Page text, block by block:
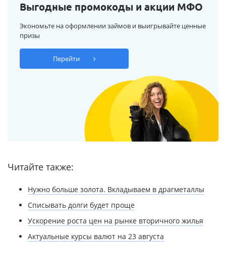
Выгодные промокоды и акции МФО
Экономьте на оформлении займов и выигрывайте ценные
призы
Перейти
Читайте также:
Нужно больше золота. Вкладываем в драгметаллы
Списывать долги будет проще
Ускорение роста цен на рынке вторичного жилья
Актуальные курсы валют на 23 августа